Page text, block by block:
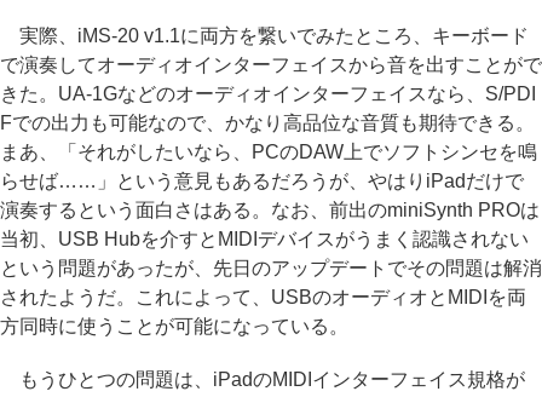
実際、iMS-20 v1.1に両方を繋いでみたところ、キーボード
で演奏してオーディオインターフェイスから音を出すことがで
きた。UA-1Gなどのオーディオインターフェイスなら、S/PDI
Fでの出力も可能なので、かなり高品位な音質も期待できる。
まあ、「それがしたいなら、PCのDAW上でソフトシンセを鳴
らせば……」という意見もあるだろうが、やはりiPadだけで
演奏するという面白さはある。なお、前出のminiSynth PROは
当初、USB Hubを介すとMIDIデバイスがうまく認識されない
という問題があったが、先日のアップデートでその問題は解消
されたようだ。これによって、USBのオーディオとMIDIを両
方同時に使うことが可能になっている。
もうひとつの問題は、iPadのMIDIインターフェイス規格が